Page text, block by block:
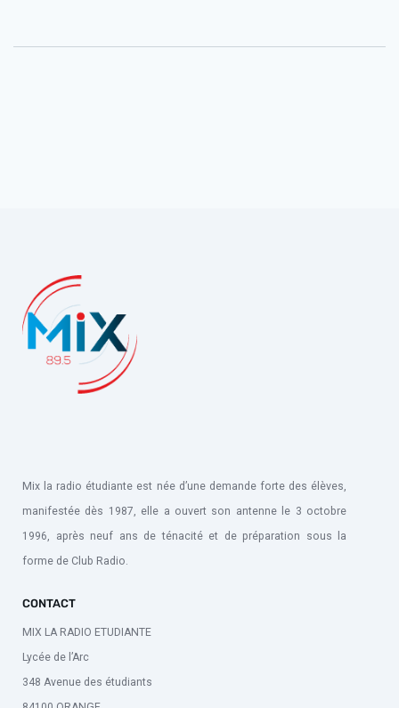
Mix la radio étudiante est née d’une demande forte des élèves,
manifestée dès 1987, elle a ouvert son antenne le 3 octobre
1996, après neuf ans de ténacité et de préparation sous la
forme de Club Radio.
CONTACT
MIX LA RADIO ETUDIANTE
Lycée de l’Arc
348 Avenue des étudiants